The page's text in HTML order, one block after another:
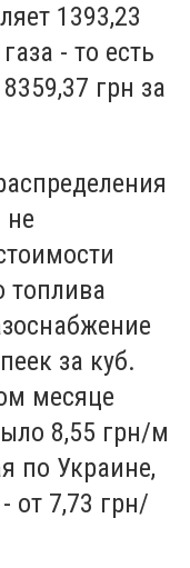
1393,23
- то есть
грн за
не
топлива
за куб.
месяце
8,55 грн/м
по Украине,
от 7,73 грн/